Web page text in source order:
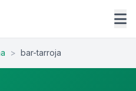
> bar-tarroja